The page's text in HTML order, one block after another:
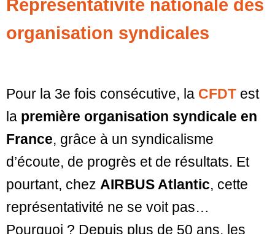
Représentativité nationale des
organisation syndicales
Pour la 3e fois consécutive, la CFDT est
la première organisation syndicale en
France, grâce à un syndicalisme
d’écoute, de progrès et de résultats. Et
pourtant, chez AIRBUS Atlantic, cette
représentativité ne se voit pas…
Pourquoi ? Depuis plus de 50 ans, les